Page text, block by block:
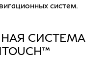
систем.
СИСТЕМА